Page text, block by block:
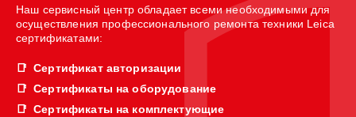
Наш сервисный центр обладает всеми необходимыми для
осуществления профессионального ремонта техники Leica
сертификатами:
Сертификат авторизации
Сертификаты на оборудование
Сертификаты на комплектующие